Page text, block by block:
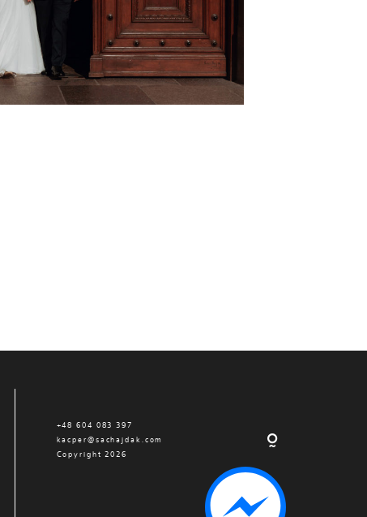
+48 604 083 397
kacper@sachajdak.com
Copyright 2026